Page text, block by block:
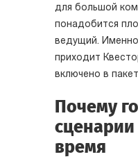
для большой
понадобится
ведущий.
приходит
включено в пакет
Почему
время